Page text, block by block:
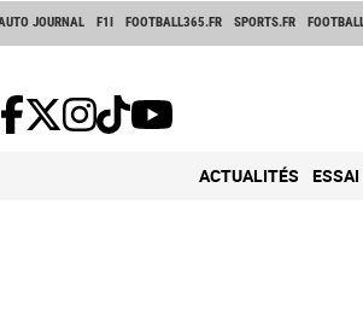
JOURNAL F1I FOOTBALL365.FR SPORTS.FR
ACTUALITÉS ESSAI